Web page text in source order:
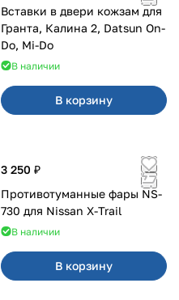
Вставки в двери кожзам для
Гранта, Калина 2, Datsun On-
Do, Mi-Do
В наличии
В корзину
3 250 ₽
Противотуманные фары NS-
730 для Nissan X-Trail
В наличии
В корзину